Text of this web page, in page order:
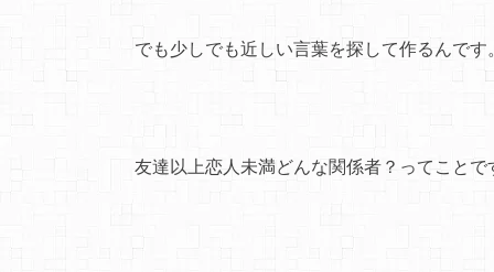
でも少しでも近しい言葉を探して作るんです
友達以上恋人未満どんな関係者？ってことで